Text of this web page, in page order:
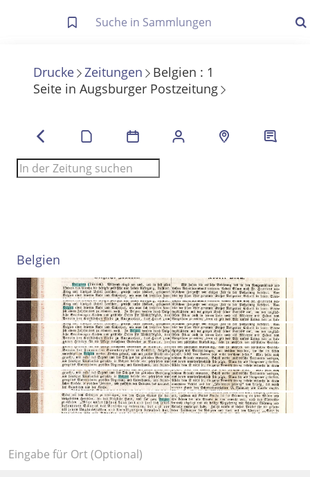
Letzte Trefferliste
Die letzte Trefferliste besteht aus Ihrer letzten Suche, samt
Anzeigen
Zuletzt gesucht
Info zu Suchanfragen
Drucke Zeitungen Belgien : 1
Seite in Augsburger Postzeitung
Belgien